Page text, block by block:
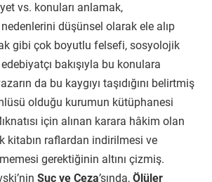
vs. konuları anlamak,
düşünsel olarak ele alıp
gibi çok boyutlu felsefi, sosyolojik
bakışıyla bu konulara
da bu kaygıyı taşıdığını belirtmiş
olduğu kurumun kütüphanesi
için alınan karara hâkim olan
kitabın raflardan indirilmesi ve
gerektiğinin altını çizmiş.
Suç ve Ceza’sında, Ölüler